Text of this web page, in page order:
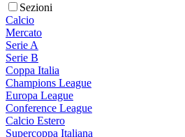
Sezioni
Calcio
Mercato
Serie A
Serie B
Coppa Italia
Champions League
Europa League
Conference League
Calcio Estero
Supercoppa Italiana